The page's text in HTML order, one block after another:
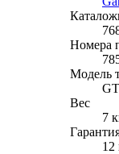
Номера
Модель
Вес
7
12